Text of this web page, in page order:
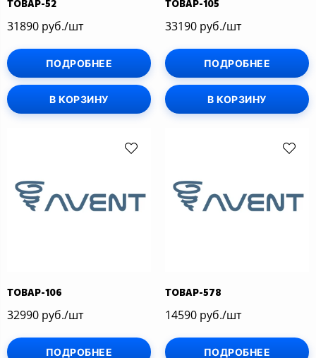
ТОВАР-52
31890 руб./шт
ПОДРОБНЕЕ
В КОРЗИНУ
ТОВАР-105
33190 руб./шт
ПОДРОБНЕЕ
В КОРЗИНУ
ТОВАР-106
32990 руб./шт
ПОДРОБНЕЕ
ТОВАР-578
14590 руб./шт
ПОДРОБНЕЕ